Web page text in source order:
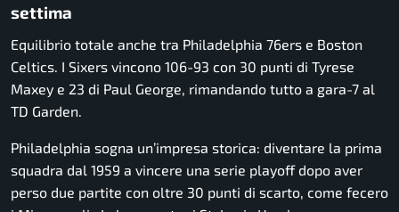
settima
Equilibrio totale anche tra Philadelphia 76ers e Boston
Celtics . I Sixers vincono 106-93 con 30 punti di Tyrese
Maxey e 23 di Paul George, rimandando tutto a gara-7 al
TD Garden.
Philadelphia sogna un’impresa storica: diventare la prima
squadra dal 1959 a vincere una serie playoff dopo aver
perso due partite con oltre 30 punti di scarto, come fecero